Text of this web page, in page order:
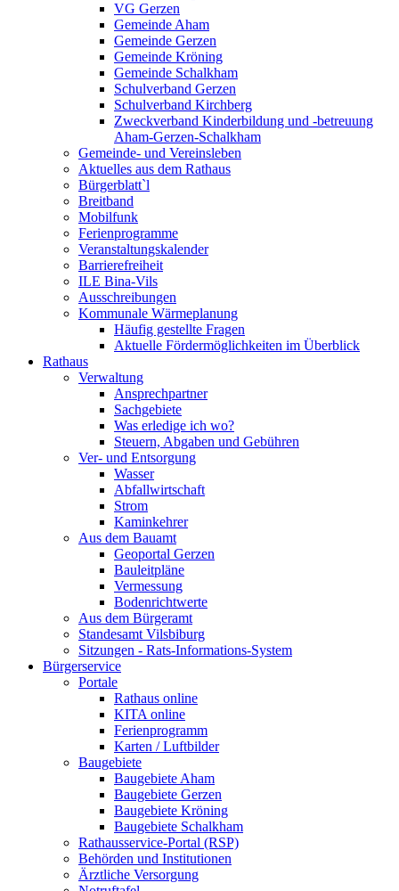
VG Gerzen
Gemeinde Aham
Gemeinde Gerzen
Gemeinde Kröning
Gemeinde Schalkham
Schulverband Gerzen
Schulverband Kirchberg
Zweckverband Kinderbildung und -betreuung
Aham-Gerzen-Schalkham
Gemeinde- und Vereinsleben
Aktuelles aus dem Rathaus
Bürgerblatt`l
Breitband
Mobilfunk
Ferienprogramme
Veranstaltungskalender
Barrierefreiheit
ILE Bina-Vils
Ausschreibungen
Kommunale Wärmeplanung
Häufig gestellte Fragen
Aktuelle Fördermöglichkeiten im Überblick
Rathaus
Verwaltung
Ansprechpartner
Sachgebiete
Was erledige ich wo?
Steuern, Abgaben und Gebühren
Ver- und Entsorgung
Wasser
Abfallwirtschaft
Strom
Kaminkehrer
Aus dem Bauamt
Geoportal Gerzen
Bauleitpläne
Vermessung
Bodenrichtwerte
Aus dem Bürgeramt
Standesamt Vilsbiburg
Sitzungen - Rats-Informations-System
Bürgerservice
Portale
Rathaus online
KITA online
Ferienprogramm
Karten / Luftbilder
Baugebiete
Baugebiete Aham
Baugebiete Gerzen
Baugebiete Kröning
Baugebiete Schalkham
Rathausservice-Portal (RSP)
Behörden und Institutionen
Ärztliche Versorgung